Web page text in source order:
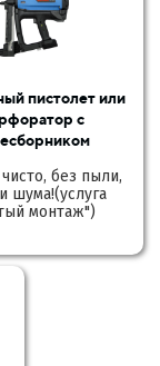
пистолет или
с
без пыли,
шума!(услуга
монтаж")